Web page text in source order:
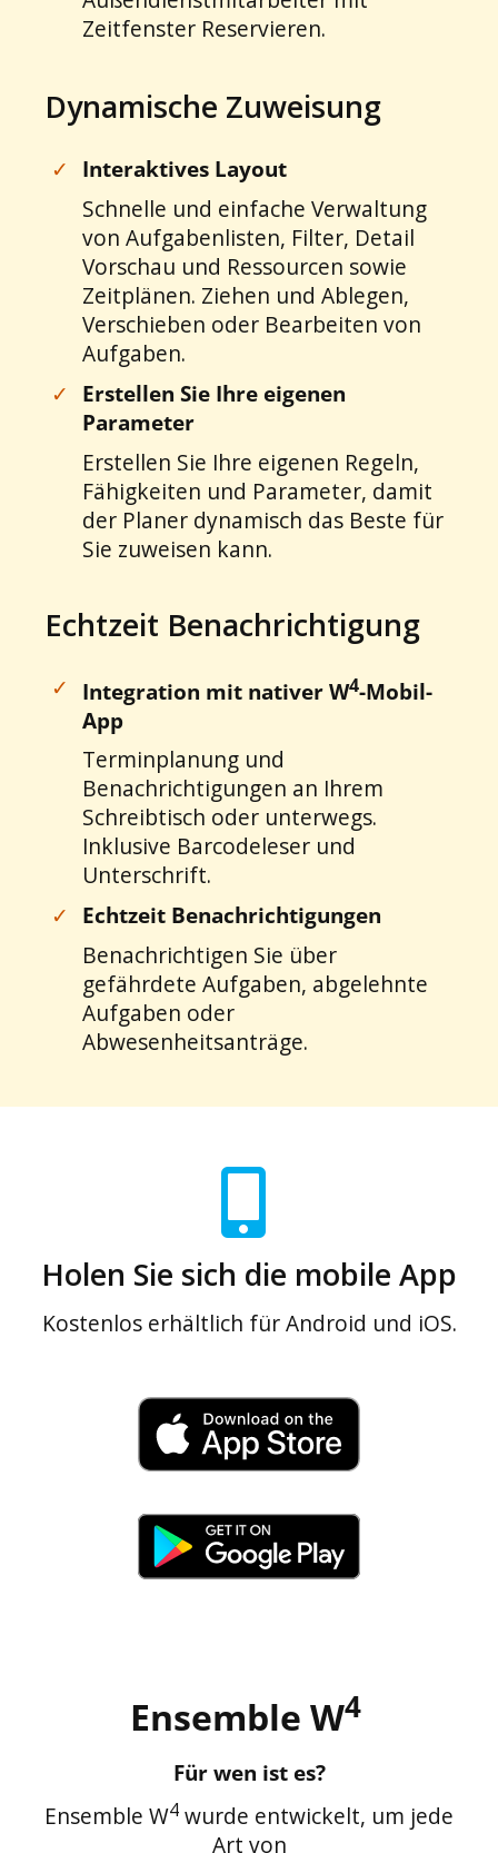
Zeitfenster Reservieren.
Dynamische Zuweisung
✓
Interaktives Layout
Schnelle und einfache Verwaltung
von Aufgabenlisten, Filter, Detail
Vorschau und Ressourcen sowie
Zeitplänen. Ziehen und Ablegen,
Verschieben oder Bearbeiten von
Aufgaben.
✓
Erstellen Sie Ihre eigenen
Parameter
Erstellen Sie Ihre eigenen Regeln,
Fähigkeiten und Parameter, damit
der Planer dynamisch das Beste für
Sie zuweisen kann.
Echtzeit Benachrichtigung
✓ Integration mit nativer W4-Mobil-
App
Terminplanung und
Benachrichtigungen an Ihrem
Schreibtisch oder unterwegs.
Inklusive Barcodeleser und
Unterschrift.
✓
Echtzeit Benachrichtigungen
Benachrichtigen Sie über
gefährdete Aufgaben, abgelehnte
Aufgaben oder
Abwesenheitsanträge.
Holen Sie sich die mobile App
Kostenlos erhältlich für Android und iOS.
Ensemble W4
Für wen ist es?
Ensemble W4 wurde entwickelt, um jede
Art von